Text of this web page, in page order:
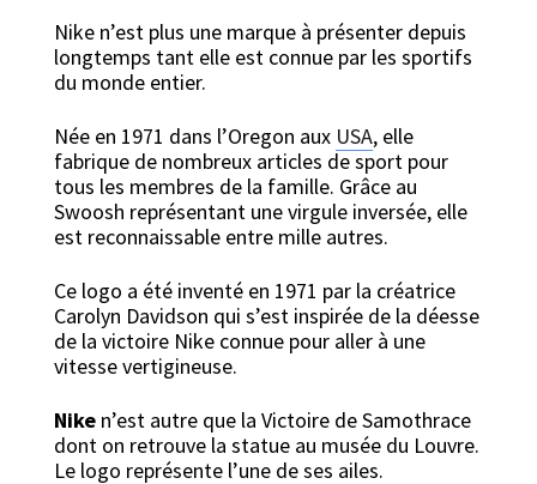
Nike n’est plus une marque à présenter depuis
longtemps tant elle est connue par les sportifs
du monde entier.
Née en 1971 dans l’Oregon aux USA, elle
fabrique de nombreux articles de sport pour
tous les membres de la famille. Grâce au
Swoosh représentant une virgule inversée, elle
est reconnaissable entre mille autres.
Ce logo a été inventé en 1971 par la créatrice
Carolyn Davidson qui s’est inspirée de la déesse
de la victoire Nike connue pour aller à une
vitesse vertigineuse.
Niken’est autre que la Victoire de Samothrace
dont on retrouve la statue au musée du Louvre.
Le logo représente l’une de ses ailes.